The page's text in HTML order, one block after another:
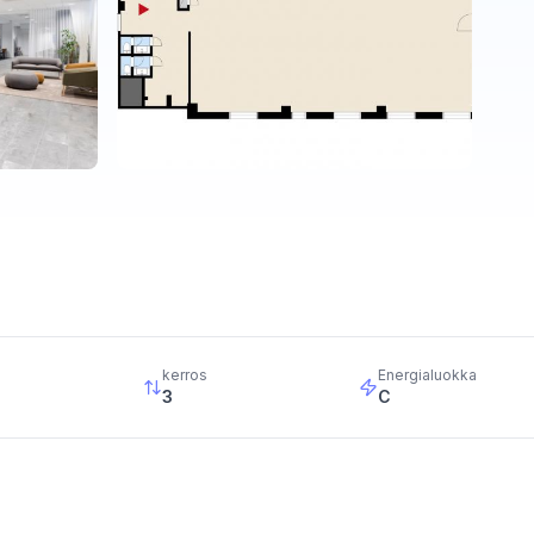
kerros
3
Energialuokka
C